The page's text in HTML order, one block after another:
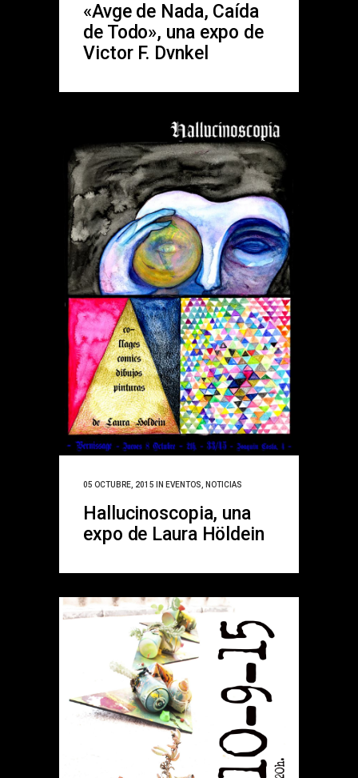
«Avge de Nada, Caída
de Todo», una expo de
Victor F. Dvnkel
05 OCTUBRE, 2015 IN EVENTOS NOTICIAS
Hallucinoscopia, una
expo de Laura Höldein